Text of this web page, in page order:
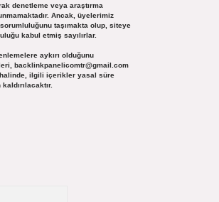
denetleme veya araştırma
Ancak, üyelerimiz
taşımakta olup, siteye
kabul etmiş sayılırlar.
aykırı olduğunu
backlinkpanelicomtr@gmail.com
ilgili içerikler yasal süre